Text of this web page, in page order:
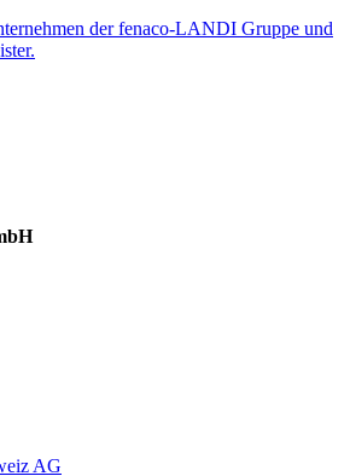
der fenaco-LANDI Gruppe und
AG